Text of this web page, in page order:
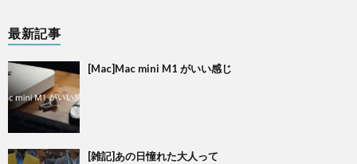
最新記事
[Mac]Mac mini M1 がいい感じ
[雑記]あの日憧れた大人って